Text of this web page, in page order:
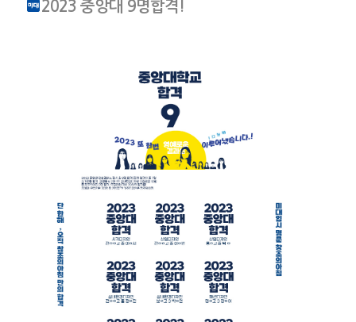
2023 중앙대 9명합격!